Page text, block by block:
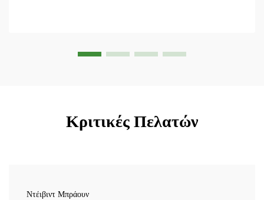
Κριτικές Πελατών
Ντέιβιντ Μπράουν